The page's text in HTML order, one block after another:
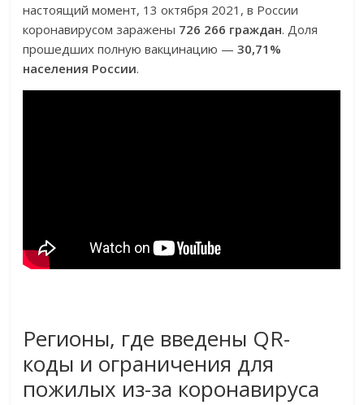
настоящий момент, 13 октября 2021, в России
коронавирусом заражены 726 266 граждан. Доля
прошедших полную вакцинацию —30,71%
населения России.
Регионы, где введены QR-
коды и ограничения для
пожилых из-за коронавируса